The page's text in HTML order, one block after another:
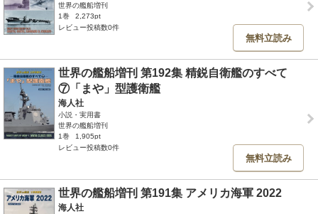
世界の艦船増刊
1巻
2,273pt
レビュー投稿数0件
無料立読み
世界の艦船増刊 第192集 精鋭自衛艦のすべて
⑦「まや」型護衛艦
海人社
小説・実用書
世界の艦船増刊
1巻
1,905pt
レビュー投稿数0件
無料立読み
世界の艦船増刊 第191集 アメリカ海軍 2022
海人社